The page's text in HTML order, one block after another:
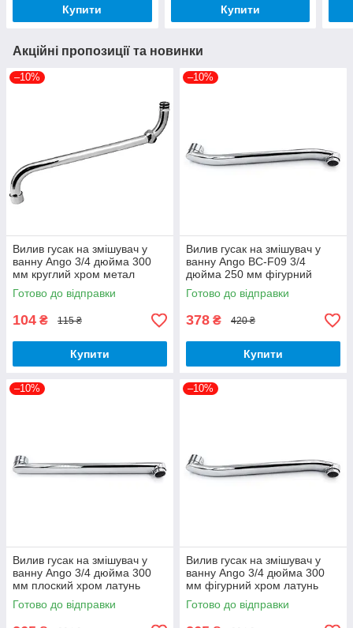
Купити Купити
Акційні пропозиції та новинки
–10%
Вилив гусак на змішувач у
ванну Ango 3/4 дюйма 300
мм круглий хром метал
Готово до відправки
104 ₴ 115 ₴
Купити
–10%
Вилив гусак на змішувач у
ванну Ango BC-F09 3/4
дюйма 250 мм фігурний
хром латунь
Готово до відправки
378 ₴ 420 ₴
Купити
–10%
Вилив гусак на змішувач у
ванну Ango 3/4 дюйма 300
мм плоский хром латунь
Готово до відправки
–10%
Вилив гусак на змішувач у
ванну Ango 3/4 дюйма 300
мм фігурний хром латунь
Готово до відправки